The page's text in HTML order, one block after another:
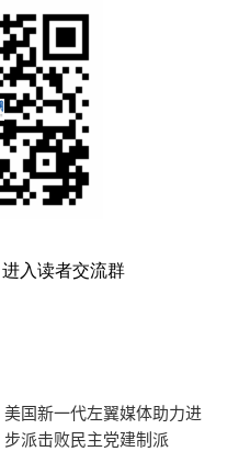
入读者交流群
美国新一代左翼媒体助力进
步派击败民主党建制派